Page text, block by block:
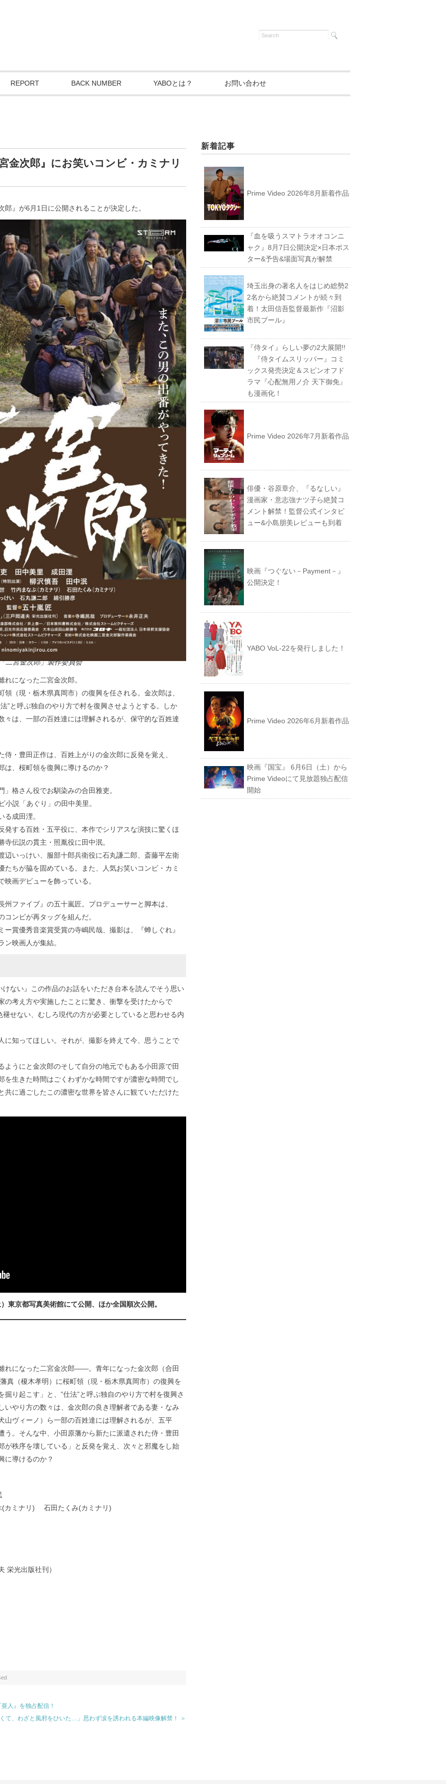
REPORT BACK NUMBER YABOとは？ お問い合わせ
金次郎』にお笑いコンビ・カミナリ
』が6月1日に公開されることが決定した。
二宮金次郎」製作委員会
になった二宮金次郎。
（現・栃木県真岡市）の復興を任される。金次郎は、
”と呼ぶ独自のやり方で村を復興させようとする。しか
々は、一部の百姓達には理解されるが、保守的な百姓達
・豊田正作は、百姓上がりの金次郎に反発を覚え、
は、桜町領を復興に導けるのか？
格さん役でお馴染みの合田雅吏。
説「あぐり」の田中美里。
成田浬。
発する百姓・五平役に、本作でシリアスな演技に驚くほ
伝説の貫主・照胤役に田中泯。
辺いっけい、服部十郎兵衛役に石丸謙二郎、斎藤平左衛
ちが脇を固めている。また、人気お笑いコンビ・カミ
画デビューを飾っている。
ファイブ』の五十嵐匠。プロデューサーと脚本は、
ンビが再タッグを組んだ。
賞優秀音楽賞受賞の寺嶋民哉、撮影は、『蝉しぐれ』
映画人が集結。
ない』この作品のお話をいただき台本を読んでそう思い
の考え方や実施したことに驚き、衝撃を受けたからで
せない、むしろ現代の方が必要としていると思わせる内
に知ってほしい。それが、撮影を終えて今、思うことで
うにと金次郎のそして自分の地元でもある小田原で田
を生きた時間はごくわずかな時間ですが濃密な時間でし
共に過ごしたこの濃密な世界を皆さんに観ていただけた
東京都写真美術館にて公開、ほか全国順次公開。
れになった二宮金次郎―—。青年になった金次郎（合田
真（榎木孝明）に桜町領（現・栃木県真岡市）の復興を
り起こす」と、”仕法”と呼ぶ独自のやり方で村を復興さ
いやり方の数々は、金次郎の良き理解者である妻・なみ
山ヴィーノ）ら一部の百姓達には理解されるが、五平
。そんな中、小田原藩から新たに派遣された侍・豊田
が秩序を壊している」と反発を覚え、次々と邪魔をし始
に導けるのか？
ミナリ) 石田たくみ(カミナリ)
栄光出版社刊）
人』を独占配信！
て、わざと風邪をひいた…」思わず涙を誘われる本編映像解禁！ ＞
新着記事
Prime Video 2026年8月新着作品
『血を吸うスマトラオオコンニ
ャク』8月7日公開決定×日本ポス
ター&予告&場面写真が解禁
埼玉出身の著名人をはじめ総勢2
2名から絶賛コメントが続々到
着！太田信吾監督最新作『沼影
市民プール』
『侍タイ』らしい夢の2大展開!!
『侍タイムスリッパー』コミ
ックス発売決定＆スピンオフド
ラマ『心配無用ノ介 天下御免』
も漫画化！
Prime Video 2026年7月新着作品
俳優・谷原章介、『るなしい』
漫画家・意志強ナツ子ら絶賛コ
メント解禁！監督公式インタビ
ュー&小島朋美レビューも到着
映画『つぐない－Payment－』
公開決定！
YABO VoL‐22を発行しました！
Prime Video 2026年6月新着作品
映画『国宝』 6月6日（土）から
Prime Videoにて見放題独占配信
開始